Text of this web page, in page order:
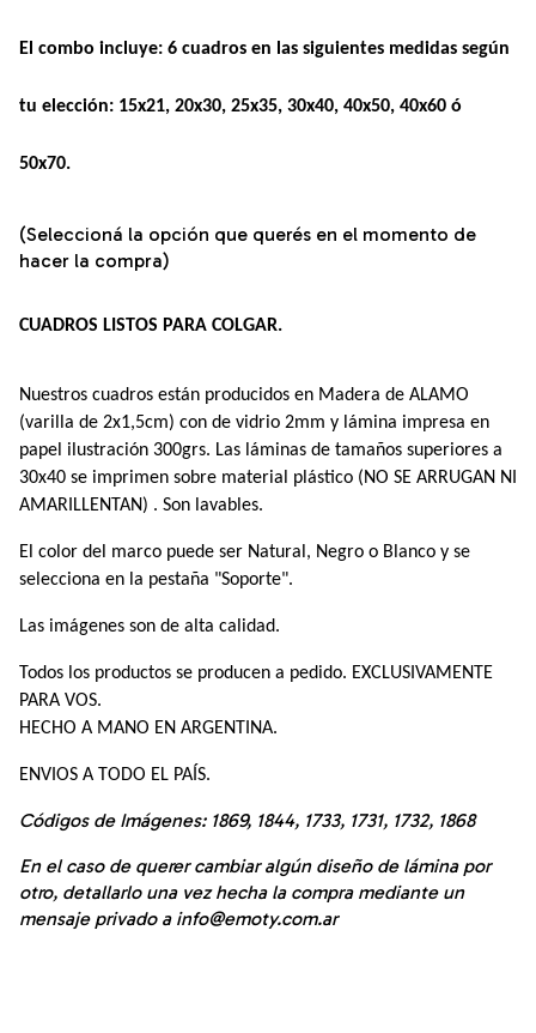
El combo incluye: 6 cuadros en las siguientes medidas según
tu elección: 15x21, 20x30, 25x35, 30x40, 40x50, 40x60 ó
50x70.
(Seleccioná la opción que querés en el momento de
hacer la compra)
CUADROS LISTOS PARA COLGAR.
Nuestros cuadros están producidos en Madera de ALAMO
(varilla de 2x1,5cm) con de vidrio 2mm y lámina impresa en
papel ilustración 300grs. Las láminas de tamaños superiores a
30x40 se imprimen sobre material plástico (NO SE ARRUGAN NI
AMARILLENTAN) . Son lavables.
El color del marco puede ser Natural, Negro o Blanco y se
selecciona en la pestaña "Soporte".
Las imágenes son de alta calidad.
Todos los productos se producen a pedido. EXCLUSIVAMENTE
PARA VOS.
HECHO A MANO EN ARGENTINA.
ENVIOS A TODO EL PAÍS.
Códigos de Imágenes: 1869, 1844, 1733, 1731, 1732, 1868
En el caso de querer cambiar algún diseño de lámina por
otro, detallarlo una vez hecha la compra mediante un
mensaje privado a info@emoty.com.ar